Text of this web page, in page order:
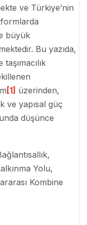
ve Türkiye’nin
büyük
Bu yazıda,
[1] üzerinden,
ve yapısal güç
düşünce
Yolu,
Kombine